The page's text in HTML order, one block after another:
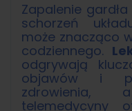
Zapalenie
schorzeń
może znacząco
codziennego.
odgrywają
objawów i
zdrowienia,
telemedycyny